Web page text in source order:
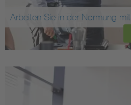
Arbeiten Sie in der Normung mit